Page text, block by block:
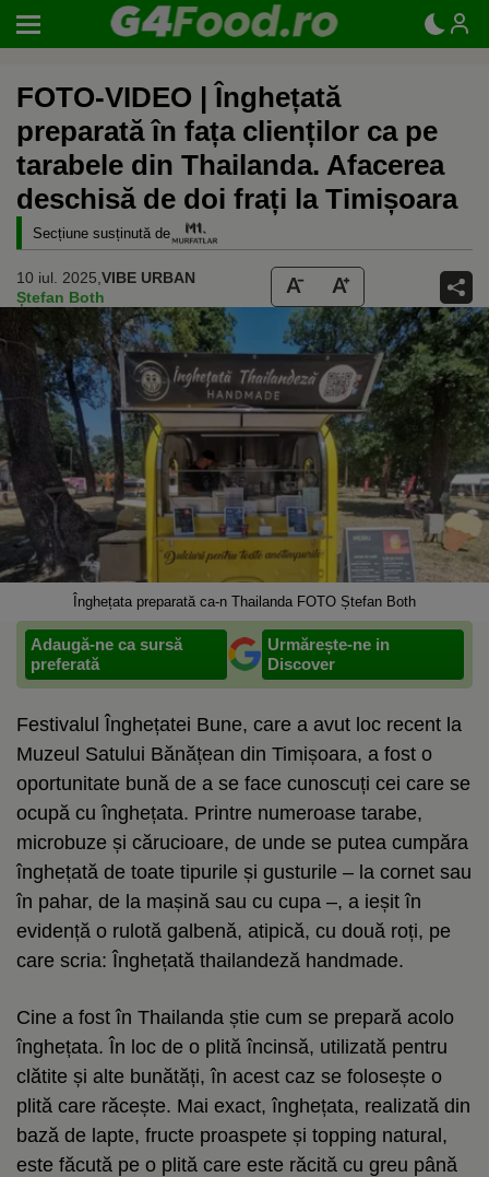
FOTO-VIDEO | Înghețată
preparată în fața clienților ca pe
tarabele din Thailanda. Afacerea
deschisă de doi frați la Timișoara
Secțiune susținută de
10 iul. 2025, VIBE URBAN
Ștefan Both
Înghețata preparată ca-n Thailanda FOTO Ștefan Both
Adaugă-ne ca sursă
preferată
Urmărește-ne in
Discover
Festivalul Înghețatei Bune, care a avut loc recent la
Muzeul Satului Bănățean din Timișoara, a fost o
oportunitate bună de a se face cunoscuți cei care se
ocupă cu înghețata. Printre numeroase tarabe,
microbuze și cărucioare, de unde se putea cumpăra
înghețată de toate tipurile și gusturile – la cornet sau
în pahar, de la mașină sau cu cupa –, a ieșit în
evidență o rulotă galbenă, atipică, cu două roți, pe
care scria: Înghețată thailandeză handmade.
Cine a fost în Thailanda știe cum se prepară acolo
înghețata. În loc de o plită încinsă, utilizată pentru
clătite și alte bunătăți, în acest caz se folosește o
plită care răcește. Mai exact, înghețata, realizată din
bază de lapte, fructe proaspete și topping natural,
este făcută pe o plită care este răcită cu greu până